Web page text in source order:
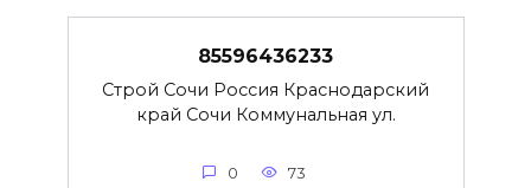
85596436233
Строй Сочи Россия Краснодарский
край Сочи Коммунальная ул.
0 73